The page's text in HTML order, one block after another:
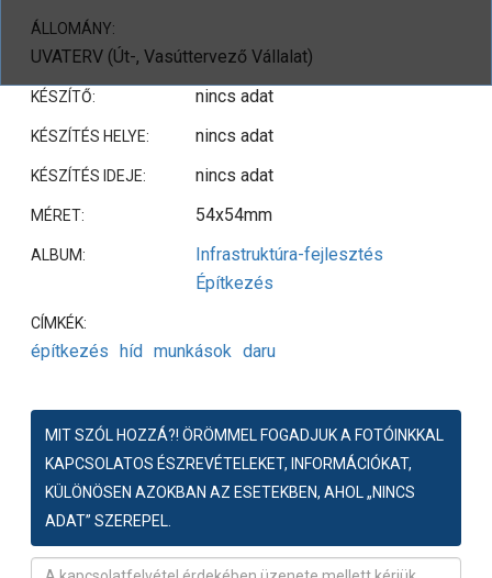
ÁLLOMÁNY:
UVATERV (Út-, Vasúttervező Vállalat)
KÉSZÍTŐ: nincs adat
KÉSZÍTÉS HELYE: nincs adat
KÉSZÍTÉS IDEJE: nincs adat
MÉRET: 54x54mm
ALBUM:
Infrastruktúra-fejlesztés
Építkezés
CÍMKÉK:
építkezés híd munkások daru
MIT SZÓL HOZZÁ?! ÖRÖMMEL FOGADJUK A FOTÓINKKAL
KAPCSOLATOS ÉSZREVÉTELEKET, INFORMÁCIÓKAT,
KÜLÖNÖSEN AZOKBAN AZ ESETEKBEN, AHOL „NINCS
ADAT” SZEREPEL.